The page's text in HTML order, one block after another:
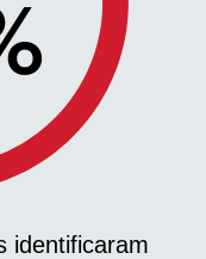
identificaram